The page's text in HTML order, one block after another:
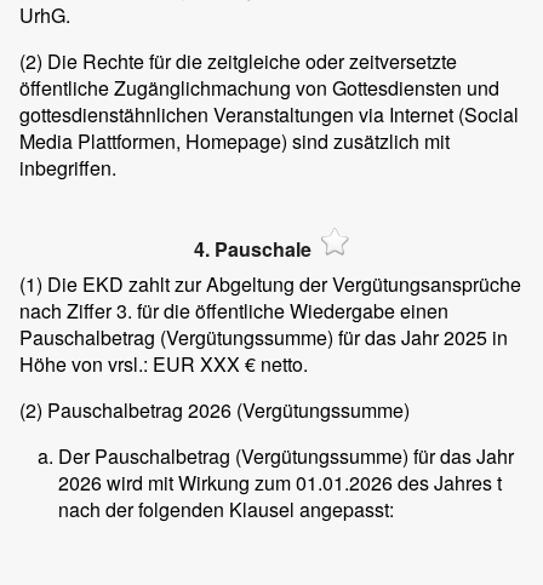
UrhG.
(2) Die Rechte für die zeitgleiche oder zeitversetzte
öffentliche Zugänglichmachung von Gottesdiensten und
gottesdienstähnlichen Veranstaltungen via Internet (Social
Media Plattformen, Homepage) sind zusätzlich mit
inbegriffen.
4. Pauschale
(1) Die EKD zahlt zur Abgeltung der Vergütungsansprüche
nach Ziffer 3. für die öffentliche Wiedergabe einen
Pauschalbetrag (Vergütungssumme) für das Jahr 2025 in
Höhe von vrsl.: EUR XXX € netto.
(2) Pauschalbetrag 2026 (Vergütungssumme)
Der Pauschalbetrag (Vergütungssumme) für das Jahr
2026 wird mit Wirkung zum 01.01.2026 des Jahres t
nach der folgenden Klausel angepasst: